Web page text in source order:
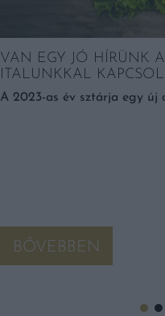
VAN EGY JÓ HÍRÜNK
ITALUNKKAL
A 2023-as év sztárja egy új
BŐVEBBEN